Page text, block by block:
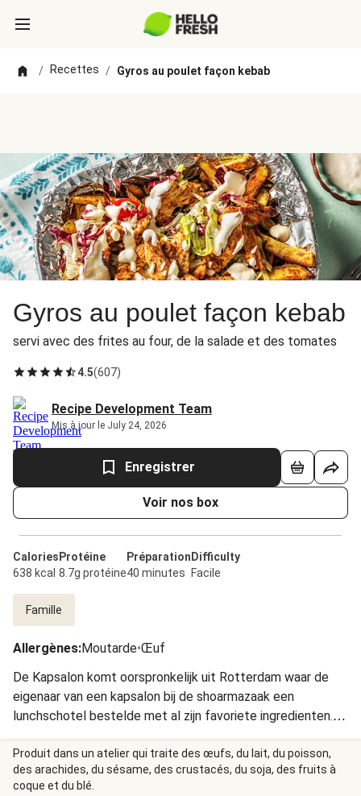
/ Recettes / Gyros au poulet façon kebab
Gyros au poulet façon kebab
servi avec des frites au four, de la salade et des tomates
4.5(607)
Recipe Development Team
Mis à jour le July 24, 2026
Enregistrer
Voir nos box
Calories
638 kcal
Protéine
8.7g protéine
Préparation
40 minutes
Difficulty
Facile
Famille
Allergènes:Moutarde•Œuf
De Kapsalon komt oorspronkelijk uit Rotterdam waar de
eigenaar van een kapsalon bij de shoarmazaak een
lunchschotel bestelde met al zijn favoriete ingredienten.
Dat was lastig uitleggen als iemand anders het ging halen,
waarop de kapper zei "zeg maar dat je van de kapsalon
komt, dan weten ze het wel". Zo is de naam Kapsalon
Produit dans un atelier qui traite des œufs, du lait, du poisson,
des arachides, du sésame, des crustacés, du soja, des fruits à
coque et du blé.